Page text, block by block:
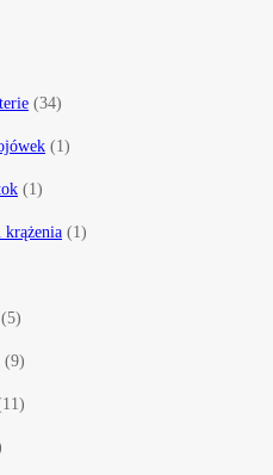
(34)
(1)
(1)
krążenia (1)
(5)
(9)